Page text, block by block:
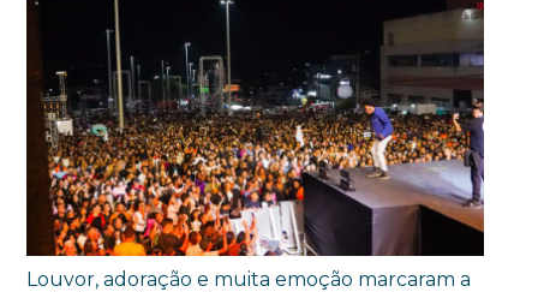
Louvor, adoração e muita emoção marcaram a